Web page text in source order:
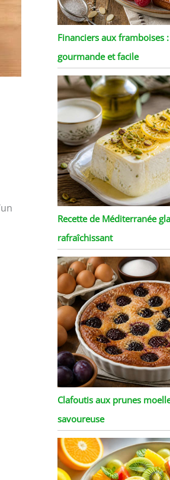
Financiers aux framboises
gourmande et facile
Recette de Méditerranée
rafraîchissant
Clafoutis aux prunes
savoureuse